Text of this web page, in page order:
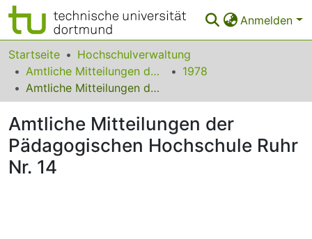
Anmelden
Bereiche & Sammlungen
Das gesamte Repositorium
FAQ
Leitlinien
Startseite
Hochschulverwaltung
Amtliche Mitteilungen der Pädagogischen Hochschule Ruhr
1978
Amtliche Mitteilungen der Pädagogischen Hochschule Ruhr Nr. 14
Amtliche Mitteilungen der
Pädagogischen Hochschule Ruhr
Nr. 14